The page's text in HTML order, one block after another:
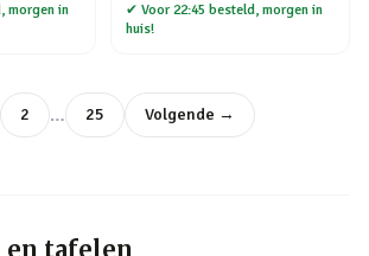
morgen in
✔ Voor 22:45 besteld, morgen in
huis!
2 … 25 Volgende →
en tafelen